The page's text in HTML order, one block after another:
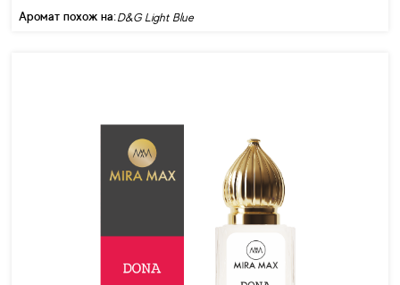
Аромат похож на:D&G Light Blue